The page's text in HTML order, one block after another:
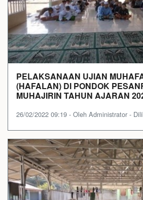
PELAKSANAAN UJIAN
(HAFALAN) DI PONDOK
MUHAJIRIN TAHUN AJARAN
26/02/2022 09:19 - Oleh Administrator -